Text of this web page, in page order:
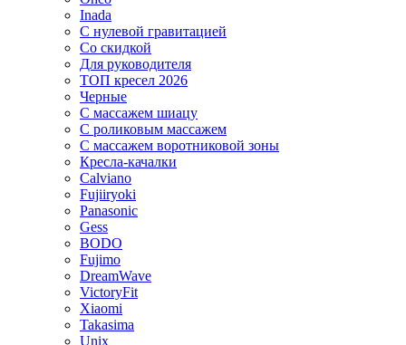
Inada
С нулевой гравитацией
Со скидкой
Для руководителя
ТОП кресел 2026
Черные
С массажем шиацу
С роликовым массажем
С массажем воротниковой зоны
Кресла-качалки
Calviano
Fujiiryoki
Panasonic
Gess
BODO
Fujimo
DreamWave
VictoryFit
Xiaomi
Takasima
Unix